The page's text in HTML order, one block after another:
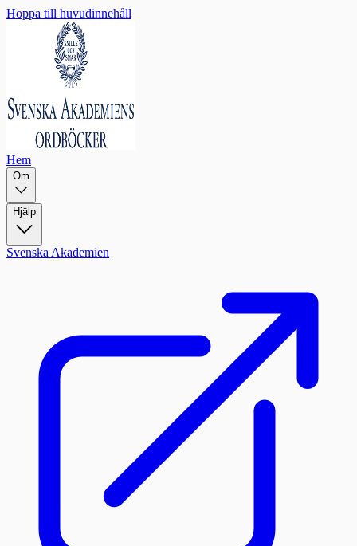
Hoppa till huvudinnehåll
Hem
Om
Hjälp
Svenska Akademien